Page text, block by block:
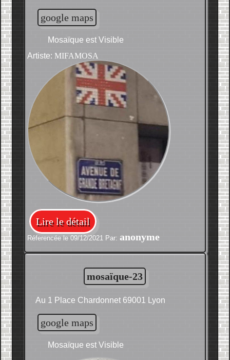
google maps
Mosaïque est Visible
Artiste: MIFAMOSA
Lire le détail
Réferencée le 09/12/2021 Par:anonyme
mosaïque-23
Au 1 Place Chardonnet 69001 Lyon
google maps
Mosaïque est Visible